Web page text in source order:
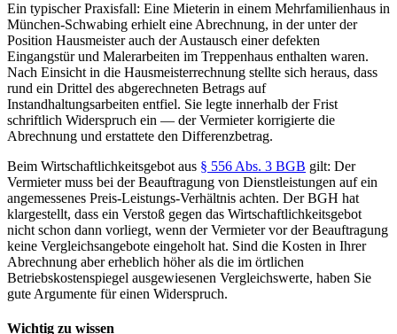
Ein typischer Praxisfall: Eine Mieterin in einem Mehrfamilienhaus in
München-Schwabing erhielt eine Abrechnung, in der unter der
Position Hausmeister auch der Austausch einer defekten
Eingangstür und Malerarbeiten im Treppenhaus enthalten waren.
Nach Einsicht in die Hausmeisterrechnung stellte sich heraus, dass
rund ein Drittel des abgerechneten Betrags auf
Instandhaltungsarbeiten entfiel. Sie legte innerhalb der Frist
schriftlich Widerspruch ein — der Vermieter korrigierte die
Abrechnung und erstattete den Differenzbetrag.
Beim Wirtschaftlichkeitsgebot aus § 556 Abs. 3 BGB gilt: Der
Vermieter muss bei der Beauftragung von Dienstleistungen auf ein
angemessenes Preis-Leistungs-Verhältnis achten. Der BGH hat
klargestellt, dass ein Verstoß gegen das Wirtschaftlichkeitsgebot
nicht schon dann vorliegt, wenn der Vermieter vor der Beauftragung
keine Vergleichsangebote eingeholt hat. Sind die Kosten in Ihrer
Abrechnung aber erheblich höher als die im örtlichen
Betriebskostenspiegel ausgewiesenen Vergleichswerte, haben Sie
gute Argumente für einen Widerspruch.
Wichtig zu wissen